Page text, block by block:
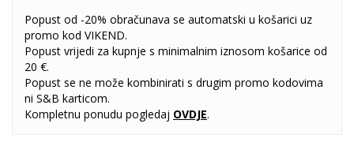
Popust od -20% obračunava se automatski u košarici uz
promo kod VIKEND.
Popust vrijedi za kupnje s minimalnim iznosom košarice od
20 €.
Popust se ne može kombinirati s drugim promo kodovima
ni S&B karticom.
Kompletnu ponudu pogledaj OVDJE.